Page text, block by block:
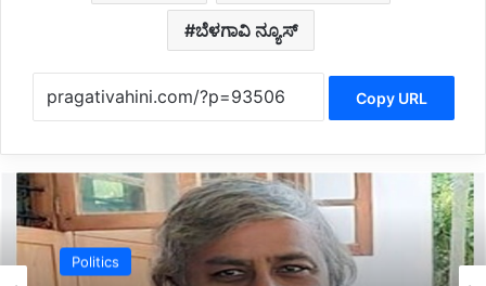
ಬೆಳಗಾವಿ ನ್ಯೂಸ್
Copy URL
Politics